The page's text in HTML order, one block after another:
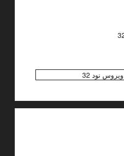
نود 32